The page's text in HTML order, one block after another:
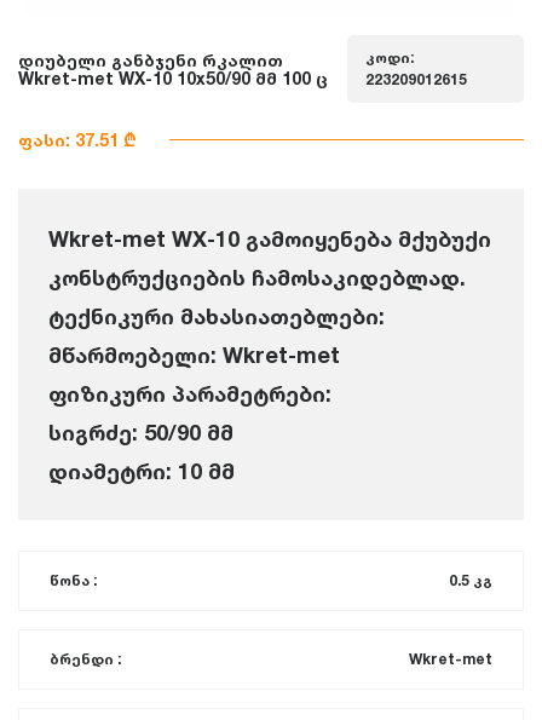
დიუბელი განბჯენი რკალით
Wkret-met WX-10 10x50/90 მმ 100 ც
კოდი:
223209012615
ფასი: 37.51 ₾
Wkret-met WX-10 გამოიყენება მქუბუქი
კონსტრუქციების ჩამოსაკიდებლად.
ტექნიკური მახასიათებლები:
მწარმოებელი: Wkret-met
ფიზიკური პარამეტრები:
სიგრძე: 50/90 მმ
დიამეტრი: 10 მმ
წონა : 0.5 კგ
ბრენდი : Wkret-met